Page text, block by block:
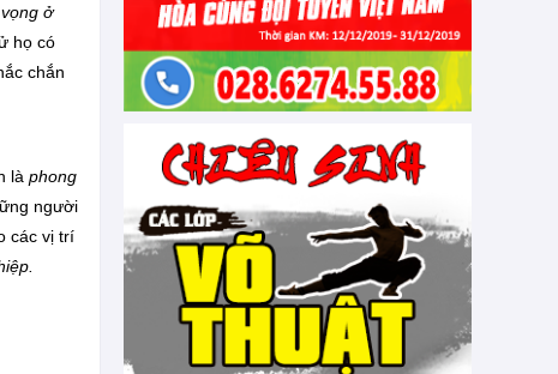
ở
họ có
chắn
là phong
người
các vị trí